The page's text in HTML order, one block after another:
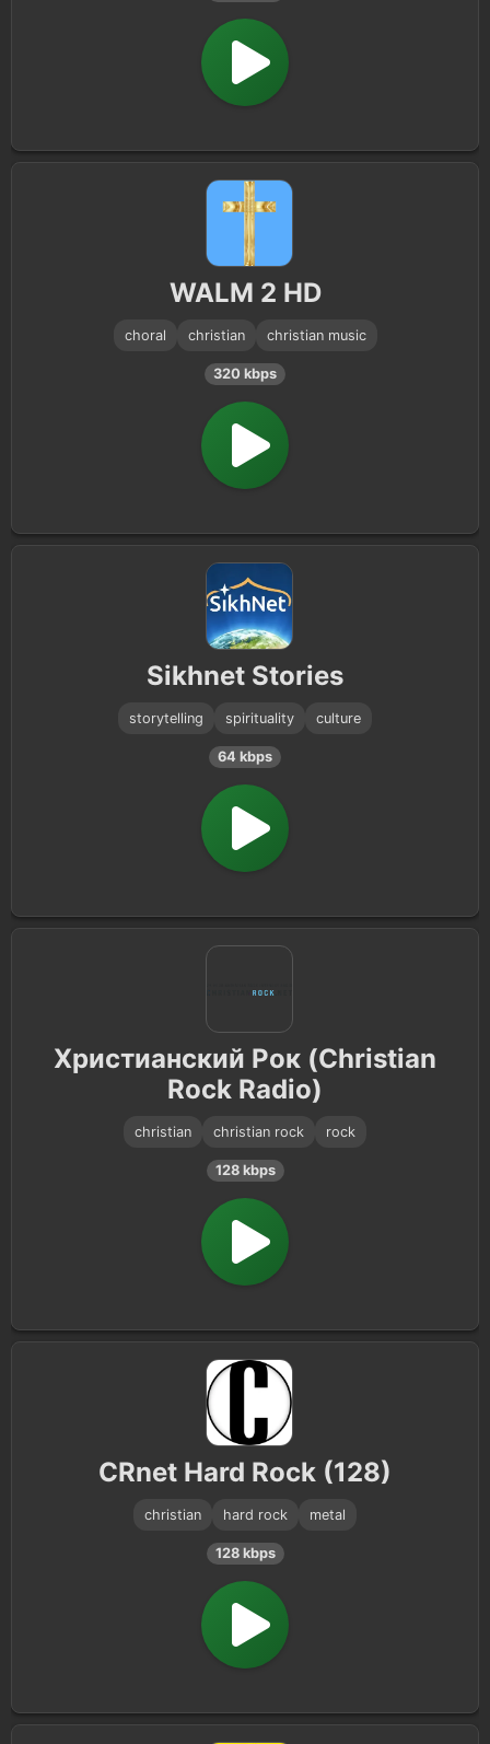
WALM 2 HD
choral christian christian music
320 kbps
Sikhnet Stories
storytelling spirituality culture
64 kbps
Христианский Рок (Christian
Rock Radio)
christian christian rock rock
128 kbps
CRnet Hard Rock (128)
christian hard rock metal
128 kbps